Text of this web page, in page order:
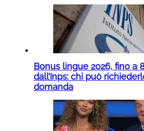
Bonus lingue 2026, fino a
dall’Inps: chi può
domanda